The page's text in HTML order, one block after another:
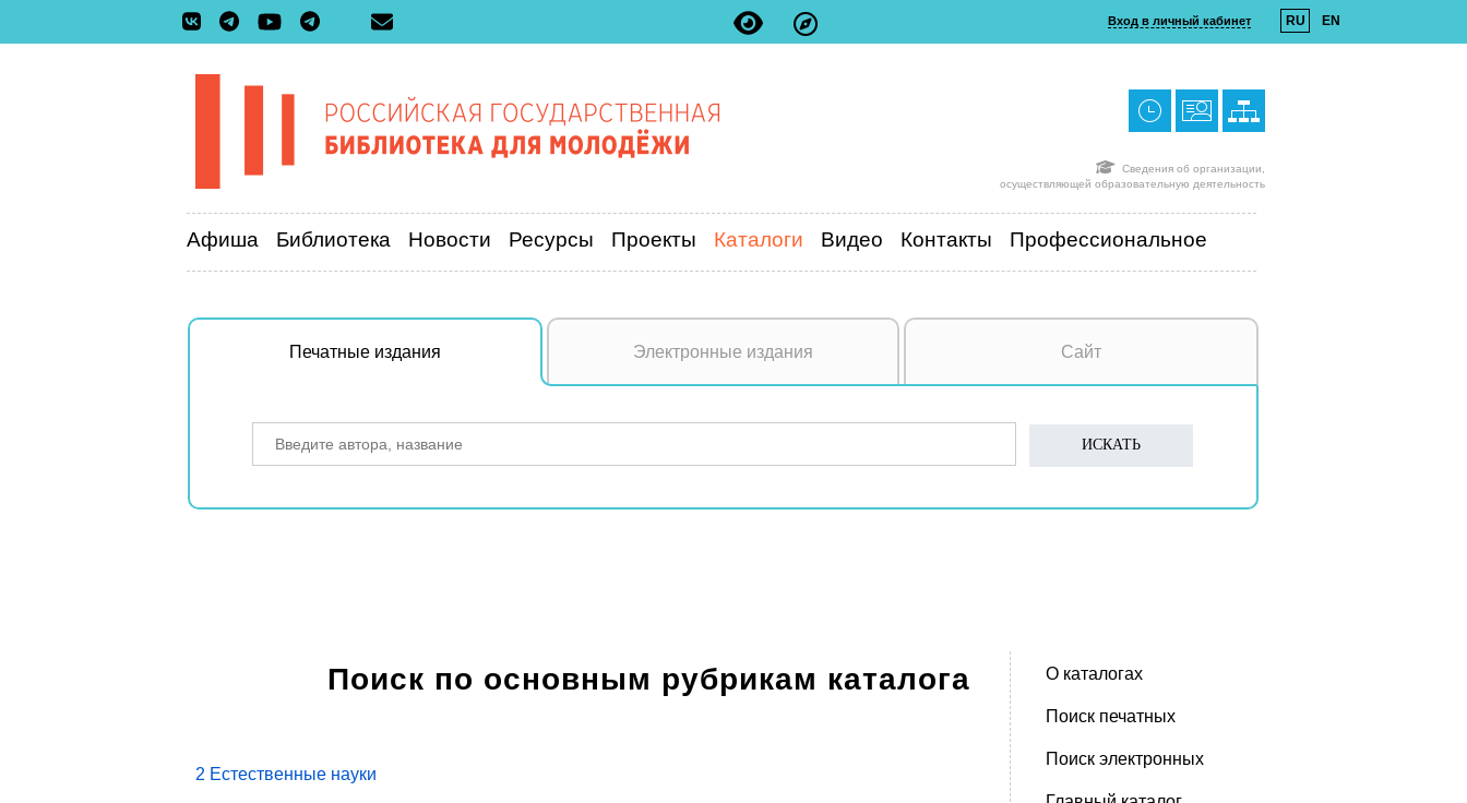
Вход в личный кабинет RU EN
Сведения об организации,
осуществляющей образовательную деятельность
Афиша Библиотека Новости Ресурсы Проекты Каталоги Видео Контакты Профессиональное
Печатные издания Электронные издания Сайт
Поиск по основным рубрикам каталога
2 Естественные науки
О каталогах
Поиск печатных
Поиск электронных